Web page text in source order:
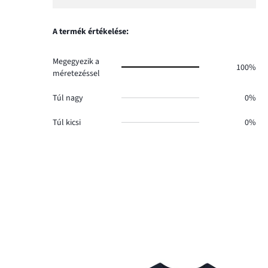
0.száma
A termék értékelése:
Megegyezik a
méretezéssel
100%
Túl nagy 0%
Túl kicsi 0%